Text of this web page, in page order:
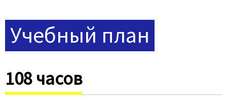
Учебный план
108 часов